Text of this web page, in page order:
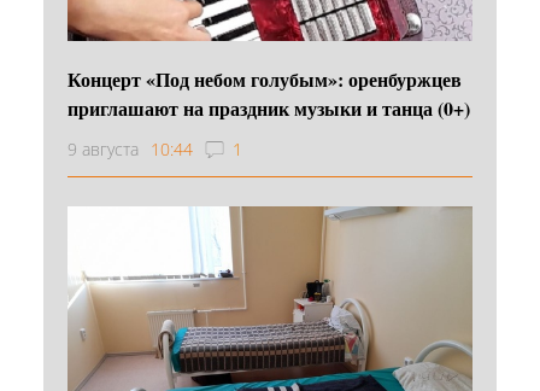
Концерт «Под небом голубым»: оренбуржцев
приглашают на праздник музыки и танца (0+)
9 августа 10:44 1